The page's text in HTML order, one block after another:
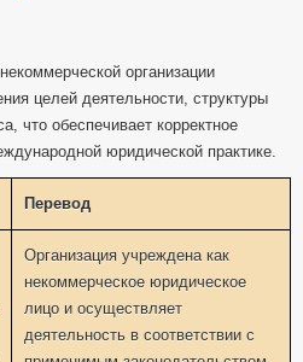
организации
целей деятельности, структуры
что обеспечивает корректное
юридической практике.
Перевод
Организация учреждена как
некоммерческое юридическое
лицо и осуществляет
деятельность в соответствии с